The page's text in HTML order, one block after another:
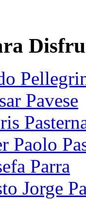
Pavese
Paolo
Parra
Jorge